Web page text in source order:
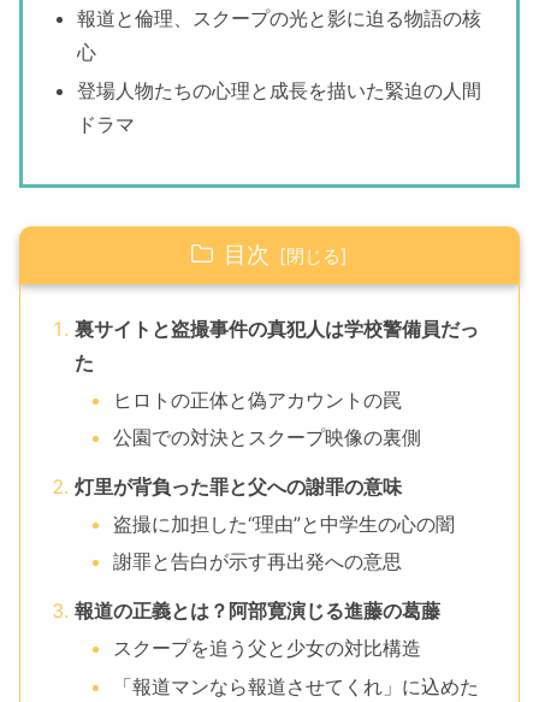
報道と倫理、スクープの光と影に迫る物語の核
心
登場人物たちの心理と成長を描いた緊迫の人間
ドラマ
目次
裏サイトと盗撮事件の真犯人は学校警備員だっ
た
ヒロトの正体と偽アカウントの罠
公園での対決とスクープ映像の裏側
灯里が背負った罪と父への謝罪の意味
盗撮に加担した“理由”と中学生の心の闇
謝罪と告白が示す再出発への意思
報道の正義とは？阿部寛演じる進藤の葛藤
スクープを追う父と少女の対比構造
「報道マンなら報道させてくれ」に込めた